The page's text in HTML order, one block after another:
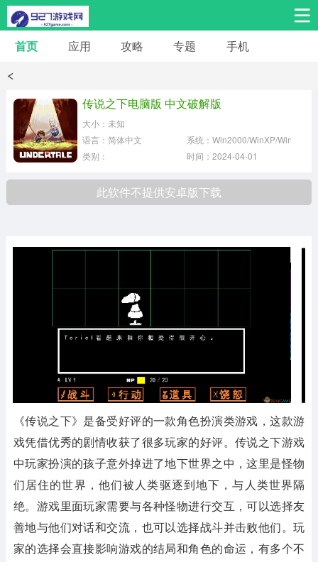
安卓手游 安卓应用
桌游棋牌
首页 应用 攻略 专题 手机
传说之下电脑版 中文破解版
大小：未知
语言：简体中文
系统：Win2000/WinXP/Win2003
类别：
时间：2024-04-01
此软件不提供安卓版下载
《传说之下》是备受好评的一款角色扮演类游戏，这款游
戏凭借优秀的剧情收获了很多玩家的好评。传说之下游戏
中玩家扮演的孩子意外掉进了地下世界之中，这里是怪物
们居住的世界，他们被人类驱逐到地下，与人类世界隔
绝。游戏里面玩家需要与各种怪物进行交互，可以选择友
善地与他们对话和交流，也可以选择战斗并击败他们。玩
家的选择会直接影响游戏的结局和角色的命运，有多个不